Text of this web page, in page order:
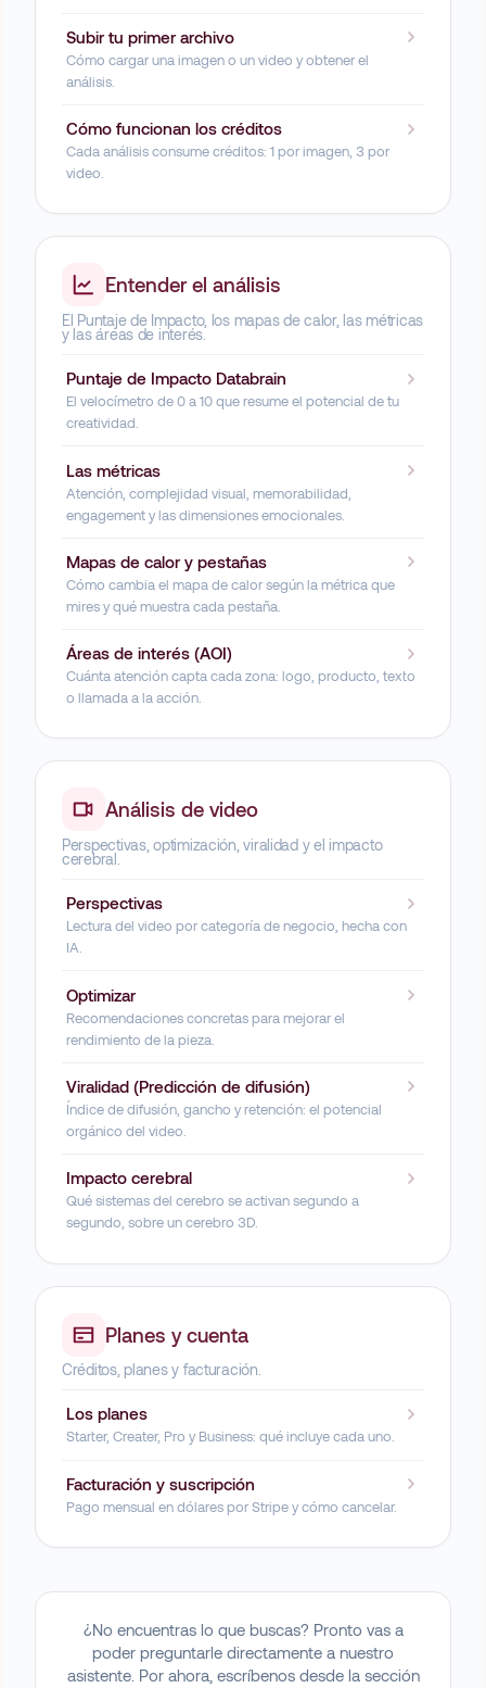
Subir tu primer archivo
Cómo cargar una imagen o un video y obtener el
análisis.
Cómo funcionan los créditos
Cada análisis consume créditos: 1 por imagen, 3 por
video.
Entender el análisis
El Puntaje de Impacto, los mapas de calor, las métricas
y las áreas de interés.
Puntaje de Impacto Databrain
El velocímetro de 0 a 10 que resume el potencial de tu
creatividad.
Las métricas
Atención, complejidad visual, memorabilidad,
engagement y las dimensiones emocionales.
Mapas de calor y pestañas
Cómo cambia el mapa de calor según la métrica que
mires y qué muestra cada pestaña.
Áreas de interés (AOI)
Cuánta atención capta cada zona: logo, producto, texto
o llamada a la acción.
Análisis de video
Perspectivas, optimización, viralidad y el impacto
cerebral.
Perspectivas
Lectura del video por categoría de negocio, hecha con
IA.
Optimizar
Recomendaciones concretas para mejorar el
rendimiento de la pieza.
Viralidad (Predicción de difusión)
Índice de difusión, gancho y retención: el potencial
orgánico del video.
Impacto cerebral
Qué sistemas del cerebro se activan segundo a
segundo, sobre un cerebro 3D.
Planes y cuenta
Créditos, planes y facturación.
Los planes
Starter, Creater, Pro y Business: qué incluye cada uno.
Facturación y suscripción
Pago mensual en dólares por Stripe y cómo cancelar.
¿No encuentras lo que buscas? Pronto vas a
poder preguntarle directamente a nuestro
asistente. Por ahora, escríbenos desde la sección